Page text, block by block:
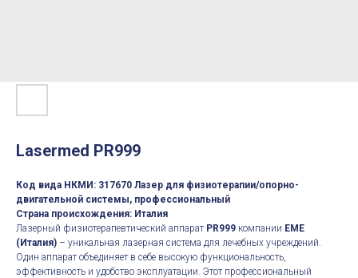
Lasermed PR999
Код вида НКМИ: 317670 Лазер для физиотерапии/опорно-
двигательной системы, профессиональный
Страна происхождения: Италия
Лазерный физиотерапевтический аппарат PR999 компании EME
(Италия) – уникальная лазерная система для лечебных учреждений.
Один аппарат объединяет в себе высокую функциональность,
эффективность и удобство эксплуатации. Этот профессиональный